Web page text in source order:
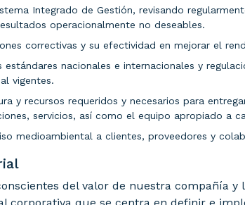
Integrado de Gestión, revisando
operacionalmente no deseables.
correctivas y su efectividad en mejorar el
nacionales e internacionales y
vigentes.
y recursos requeridos y necesarios para
servicios, así como el equipo apropiado a
medioambiental a clientes, proveedores y
del valor de nuestra compañía